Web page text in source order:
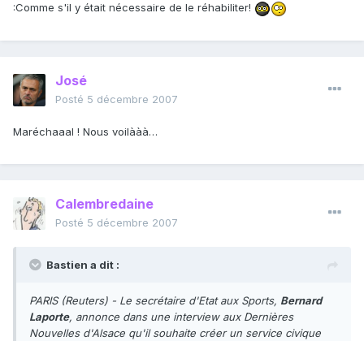
:Comme s'il y était nécessaire de le réhabiliter!
José
Posté 5 décembre 2007
Maréchaaal ! Nous voilààà…
Calembredaine
Posté 5 décembre 2007
Bastien a dit :
PARIS (Reuters) - Le secrétaire d'Etat aux Sports, Bernard
Laporte, annonce dans une interview aux Dernières
Nouvelles d'Alsace qu'il souhaite créer un service civique